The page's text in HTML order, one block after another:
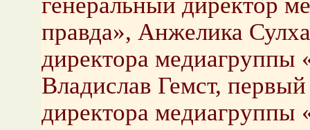
правда», Анжелика
директора медиагруппы
Владислав Гемст, первый
директора медиагруппы